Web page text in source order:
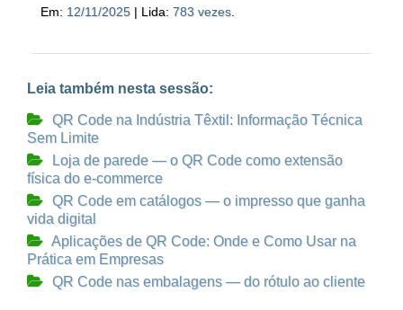
Em: 12/11/2025 | Lida: 783 vezes
Leia também nesta sessão:
QR Code na Indústria Têxtil: Informação Técnica
Sem Limite
Loja de parede — o QR Code como extensão
física do e-commerce
QR Code em catálogos — o impresso que ganha
vida digital
Aplicações de QR Code: Onde e Como Usar na
Prática em Empresas
QR Code nas embalagens — do rótulo ao cliente